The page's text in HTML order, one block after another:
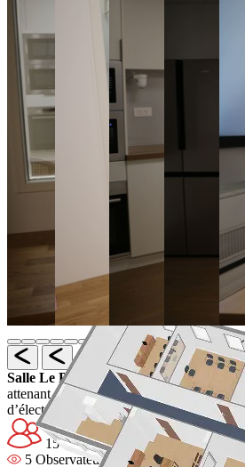
Salle Le Bouchon Cuisine entièrement
attenant pour accueillir vos tests de
d’électroménager, etc.
15 Participants
5 Observateurs
Prise de notes
informatiques
Matériel de
traduction
simultanée
Traduction classique
disposition de
devis)
Matériel
enregistrement
navigation
Smartphone de test,
portable, caméra
Matériel
Vidéoprojecteur,
mètre linéaire,
cuisson...
Traiteur (pour les
participants et
clients)
Commande 48h